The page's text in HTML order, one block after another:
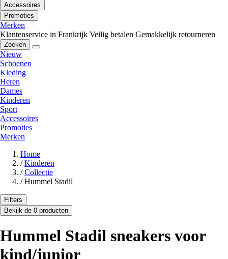
Accessoires
Promoties
Merken
Klantenservice in Frankrijk Veilig betalen Gemakkelijk retourneren
Zoeken
Nieuw
Schoenen
Kleding
Heren
Dames
Kinderen
Sport
Accessoires
Promoties
Merken
Home
/ Kinderen
/ Collectie
/ Hummel Stadil
Filters
Bekijk de 0 producten
Hummel Stadil sneakers voor
kind/junior